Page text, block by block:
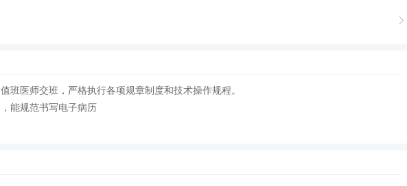
医师交班，严格执行各项规章制度和技术操作规程。
能规范书写电子病历